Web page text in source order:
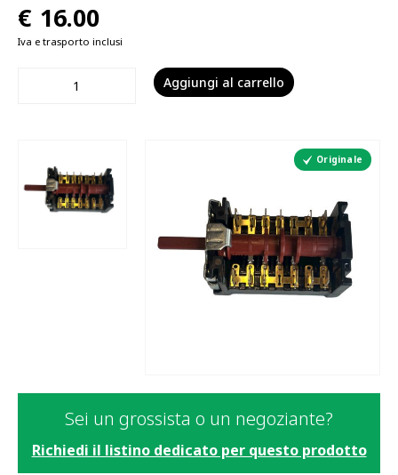
Originale
Sei un grossista o un negoziante?
Richiedi il listino dedicato per questo prodotto
Iva e trasporto inclusi
€ 16.00
Aggiungi al carrello